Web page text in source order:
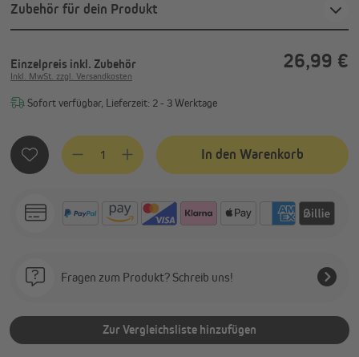
Zubehör für dein Produkt
Einzelpreis inkl. Zubehör 26,99 €
Inkl. MwSt. zzgl. Versandkosten
Sofort verfügbar, Lieferzeit: 2 - 3 Werktage
Produkt Anzahl: Gib den gewünschten Wert ein oder
In den Warenkorb
Fragen zum Produkt? Schreib uns!
Zur Vergleichsliste hinzufügen